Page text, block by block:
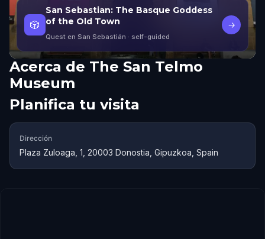
🎲
San Sebastian: The Basque Goddess
of the Old Town
Quest en San Sebastián · self-guided
→
Acerca de The San Telmo
Museum
Planifica tu visita
Dirección
Plaza Zuloaga, 1, 20003 Donostia, Gipuzkoa, Spain